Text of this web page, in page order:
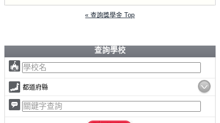
« 查詢獎學金 Top
查詢學校
都道府縣